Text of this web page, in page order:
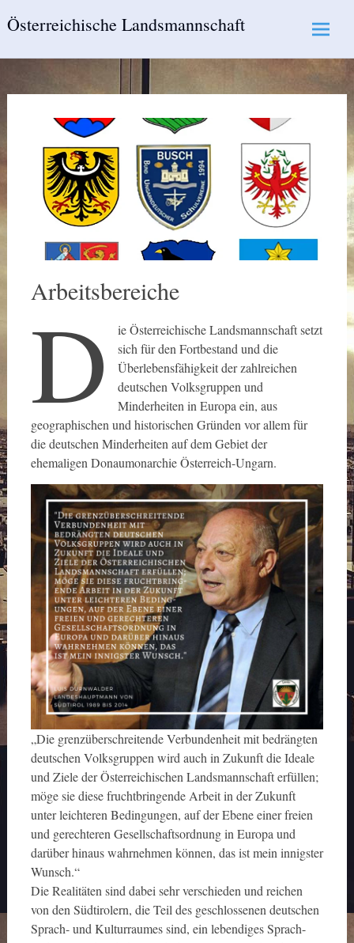
toÖsterreichische Landsmannschaft
Arbeitsbereiche
D
ie Österreichische Landsmannschaft setzt
sich für den Fortbestand und die
Überlebensfähigkeit der zahlreichen
deutschen Volksgruppen und
Minderheiten in Europa ein, aus
geographischen und historischen Gründen vor allem für
die deutschen Minderheiten auf dem Gebiet der
ehemaligen Donaumonarchie Österreich-Ungarn.
„Die grenzüberschreitende Verbundenheit mit bedrängten
deutschen Volksgruppen wird auch in Zukunft die Ideale
und Ziele der Österreichischen Landsmannschaft erfüllen;
möge sie diese fruchtbringende Arbeit in der Zukunft
unter leichteren Bedingungen, auf der Ebene einer freien
und gerechteren Gesellschaftsordnung in Europa und
darüber hinaus wahrnehmen können, das ist mein innigster
Wunsch.“
Die Realitäten sind dabei sehr verschieden und reichen
von den Südtirolern, die Teil des geschlossenen deutschen
Sprach- und Kulturraumes sind, ein lebendiges Sprach-